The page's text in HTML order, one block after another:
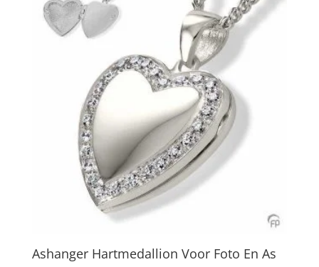
Ashanger Hartmedallion Voor Foto En As